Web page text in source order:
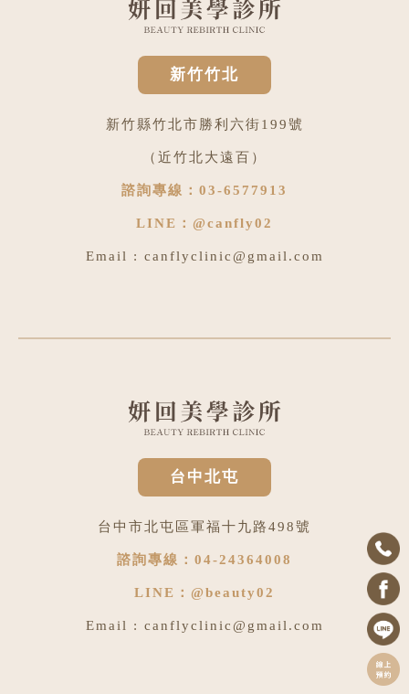
新竹竹北
新竹縣竹北市勝利六街199號
（近竹北大遠百）
諮詢專線： 03-6577913
LINE： @canfly02
Email : canflyclinic@gmail.com
台中北屯
台中市北屯區軍福十九路498號
諮詢專線： 04-24364008
LINE： @beauty02
Email : canflyclinic@gmail.com